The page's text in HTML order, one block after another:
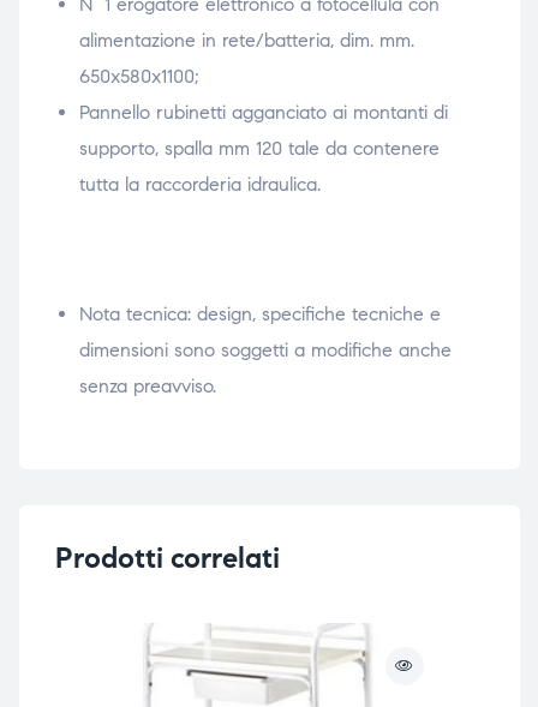
alimentazione in rete/batteria, dim. mm.
650x580x1100;
Pannello rubinetti agganciato ai montanti di
supporto, spalla mm 120 tale da contenere
tutta la raccorderia idraulica.
Nota tecnica: design, specifiche tecniche e
dimensioni sono soggetti a modifiche anche
senza preavviso.
Prodotti correlati